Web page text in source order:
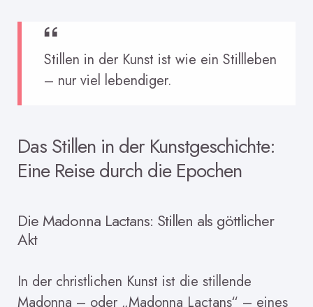
Stillen in der Kunst ist wie ein Stillleben
– nur viel lebendiger.
Das Stillen in der Kunstgeschichte:
Eine Reise durch die Epochen
Die Madonna Lactans: Stillen als göttlicher
Akt
In der christlichen Kunst ist die stillende
Madonna – oder „Madonna Lactans“ – eines